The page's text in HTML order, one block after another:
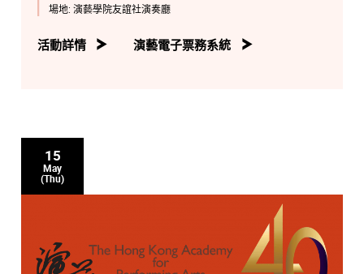
場地: 演藝學院友誼社演奏廳
活動詳情 演藝電子票務系統
15
May
(Thu)